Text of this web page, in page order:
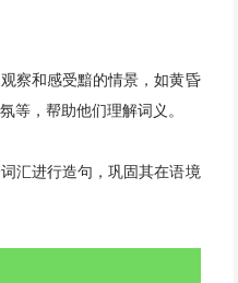
察和感受黯的情景，如黄昏
等，帮助他们理解词义。
汇进行造句，巩固其在语境